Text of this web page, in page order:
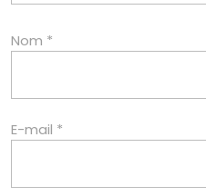
Nom *
E-mail *